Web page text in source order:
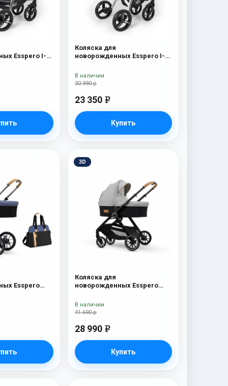
Esspero I-
Коляска для
новорожденных Esspero I-
30 990 р
23 350 e
Купить
В наличии
Esspero
3D
Коляска для
новорожденных Esspero
41 690 р
28 990 e
Купить
В наличии